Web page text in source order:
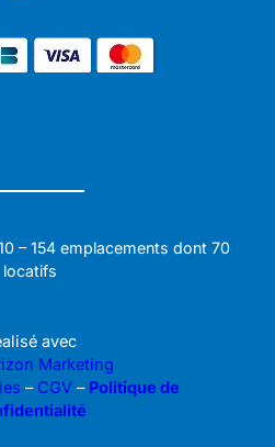
– 154 emplacements dont 70
locatifs
avec
Marketing
– CGV – Politique de